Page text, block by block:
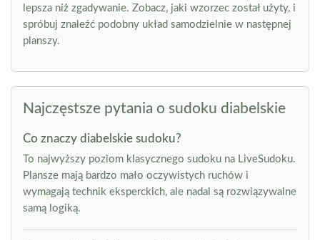
lepsza niż zgadywanie. Zobacz, jaki wzorzec został użyty, i
spróbuj znaleźć podobny układ samodzielnie w następnej
planszy.
Najczęstsze pytania o sudoku diabelskie
Co znaczy diabelskie sudoku?
To najwyższy poziom klasycznego sudoku na LiveSudoku.
Plansze mają bardzo mało oczywistych ruchów i
wymagają technik eksperckich, ale nadal są rozwiązywalne
samą logiką.